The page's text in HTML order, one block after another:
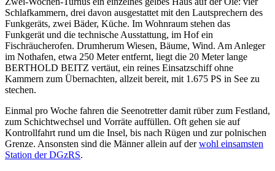
Schlafkammern, drei davon ausgestattet mit den Lautsprechern des
Funkgeräts, zwei Bäder, Küche. Im Wohnraum stehen das
Funkgerät und die technische Ausstattung, im Hof ein
Fischräucherofen. Drumherum Wiesen, Bäume, Wind. Am Anleger
im Nothafen, etwa 250 Meter entfernt, liegt die 20 Meter lange
BERTHOLD BEITZ vertäut, ein reines Einsatzschiff ohne
Kammern zum Übernachten, allzeit bereit, mit 1.675 PS in See zu
stechen.
Einmal pro Woche fahren die Seenotretter damit rüber zum Festland,
zum Schichtwechsel und Vorräte auffüllen. Oft gehen sie auf
Kontrollfahrt rund um die Insel, bis nach Rügen und zur polnischen
Grenze. Ansonsten sind die Männer allein auf derwohl einsamsten
Station der DGzRS.